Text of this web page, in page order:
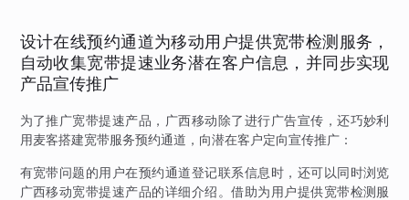
设计在线预约通道为移动用户提供宽带检测服务，
自动收集宽带提速业务潜在客户信息，并同步实现
产品宣传推广
为了推广宽带提速产品，广西移动除了进行广告宣传，还巧妙利
用麦客搭建宽带服务预约通道，向潜在客户定向宣传推广：
有宽带问题的用户在预约通道登记联系信息时，还可以同时浏览
广西移动宽带提速产品的详细介绍。借助为用户提供宽带检测服